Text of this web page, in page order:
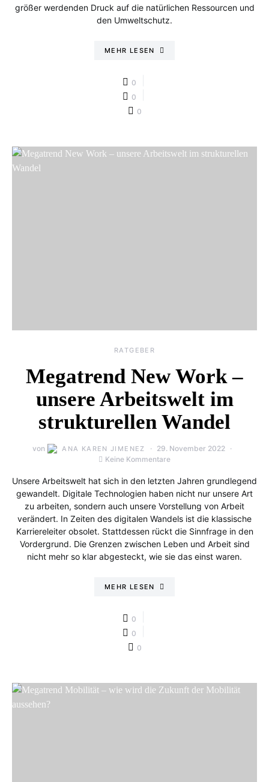
größer werdenden Druck auf die natürlichen Ressourcen und
den Umweltschutz.
MEHR LESEN
0
0
0
RATGEBER
Megatrend New Work –
unsere Arbeitswelt im
strukturellen Wandel
von ANA KAREN JIMENEZ
29. November 2022
Keine Kommentare
Unsere Arbeitswelt hat sich in den letzten Jahren grundlegend
gewandelt. Digitale Technologien haben nicht nur unsere Art
zu arbeiten, sondern auch unsere Vorstellung von Arbeit
verändert. In Zeiten des digitalen Wandels ist die klassische
Karriereleiter obsolet. Stattdessen rückt die Sinnfrage in den
Vordergrund. Die Grenzen zwischen Leben und Arbeit sind
nicht mehr so klar abgesteckt, wie sie das einst waren.
MEHR LESEN
0
0
0